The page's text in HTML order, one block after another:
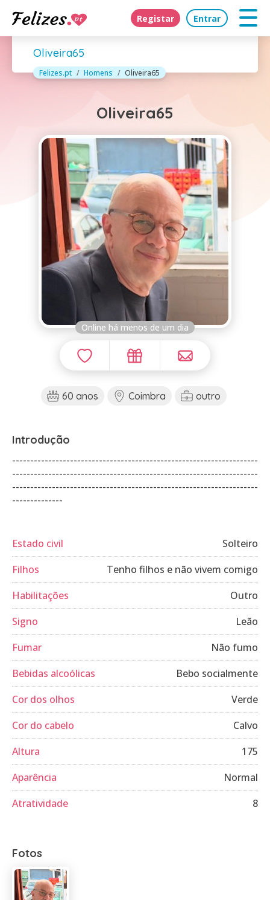
Registar Entrar
Oliveira65
Felizes.pt Homens Oliveira65
Oliveira65
Online há menos de um dia
60 anos Coimbra outro
Introdução
--------------------------------------------------------------------
--------------------------------------------------------------------
--------------------------------------------------------------------
--------------
Estado civil
Solteiro
Filhos
Tenho filhos e não vivem comigo
Habilitações
Outro
Signo
Leão
Fumar
Não fumo
Bebidas alcoólicas
Bebo socialmente
Cor dos olhos
Verde
Cor do cabelo
Calvo
Altura
175
Aparência
Normal
Atratividade
8
Fotos